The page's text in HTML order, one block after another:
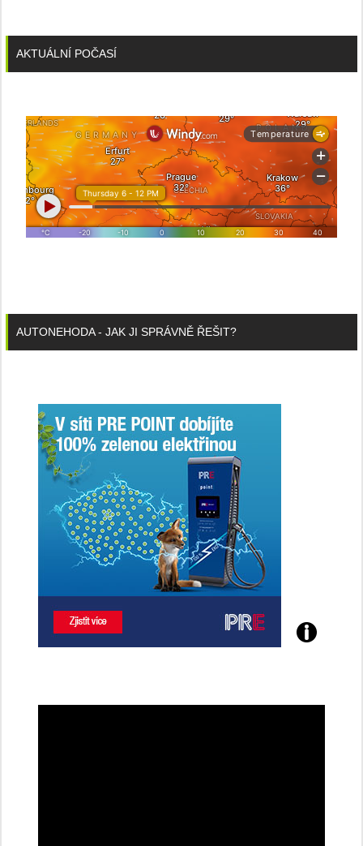
AKTUÁLNÍ POČASÍ
AUTONEHODA - JAK JI SPRÁVNĚ ŘEŠIT?
Poznejte